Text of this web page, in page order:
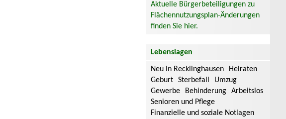
Aktuelle Bürgerbeteiligungen zu
Flächennutzungsplan-Änderungen
finden Sie hier.
Lebenslagen
Neu in Recklinghausen
Heiraten
Geburt
Sterbefall
Umzug
Gewerbe
Behinderung
Arbeitslos
Senioren und Pflege
Finanzielle und soziale Notlagen